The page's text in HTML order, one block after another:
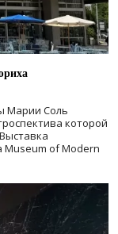
Марии Соль
которой
Museum of Modern